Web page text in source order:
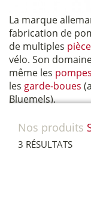
La marque
fabrication de
de multiples
vélo. Son
même les pompes
les garde-boues
Bluemels).
Nos produits
3 RÉSULTATS